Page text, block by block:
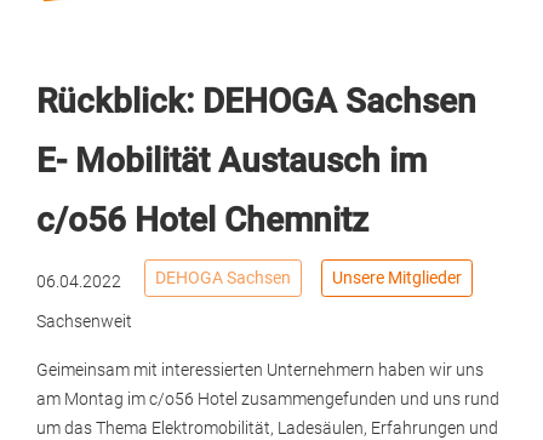
Rückblick: DEHOGA Sachsen
E- Mobilität Austausch im
c/o56 Hotel Chemnitz
06.04.2022 DEHOGA Sachsen Unsere Mitglieder
Sachsenweit
Geimeinsam mit interessierten Unternehmern haben wir uns
am Montag im c/o56 Hotel zusammengefunden und uns rund
um das Thema Elektromobilität, Ladesäulen, Erfahrungen und